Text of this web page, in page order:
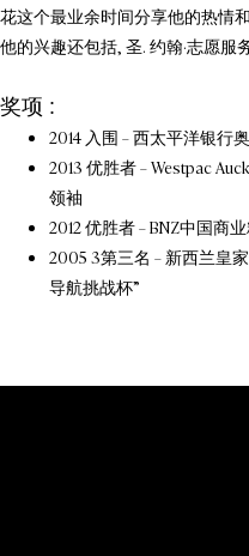
花这个最业余时间分享他的热情
他的兴趣还包括, 圣. 约翰·志愿服
奖项 :
2014 入围 – 西太平洋银行
2013 优胜者 – Westpac
领袖
2012 优胜者 – BNZ中国商
2005 3第三名 – 新西兰皇
导航挑战杯”